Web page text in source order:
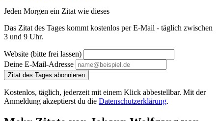
Jeden Morgen ein Zitat wie dieses
Das Zitat des Tages kommt kostenlos per E-Mail - täglich zwischen
3 und 9 Uhr.
Website (bitte frei lassen)
Deine E-Mail-Adresse
Zitat des Tages abonnieren
Kostenlos, täglich, jederzeit mit einem Klick abbestellbar. Mit der
Anmeldung akzeptierst du die Datenschutzerklärung.